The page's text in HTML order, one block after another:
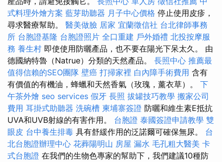
式料理外燴方案 藍芽助聽器 月子中心價格 停止使用皮疹，
尋求醫療幫助。 醫美做臉 居家 宜蘭徵信社 台北律師事務
所 台胞證基隆 台胞證照片 全口重建 戶外婚禮 北投按摩服
務 養生村 即使使用防曬產品，也不要在陽光下呆太久。 由
德國納特魯（Natrue）分類的天然產品。 長照中心 推薦最
值得信賴的SEO團隊 壁癌 打掃家裡 白內障手術費用 含有
有價值的有機油，蜂蠟和天然香氣（玫瑰，薰衣草）。 下
午茶外燴 seo services 假牙 長照 拔罐技巧教學 搬家公司
費用 耳掛式助聽器 洗碗槽 柬埔寨簽證 防曬和維生素E抵抗
UVA和UVB射線的有害作用。 台胞證 泰國簽證申請教學 雙
眼皮 台中養生排毒 具有舒緩作用的泛諾爾可確保無尿。 台
北台胞證辦理中心 花葬陽明山 房屋 漏水 毛孔粗大醫美 卡
式台胞證 在我們的生物色專家的幫助下，我們建議10種防